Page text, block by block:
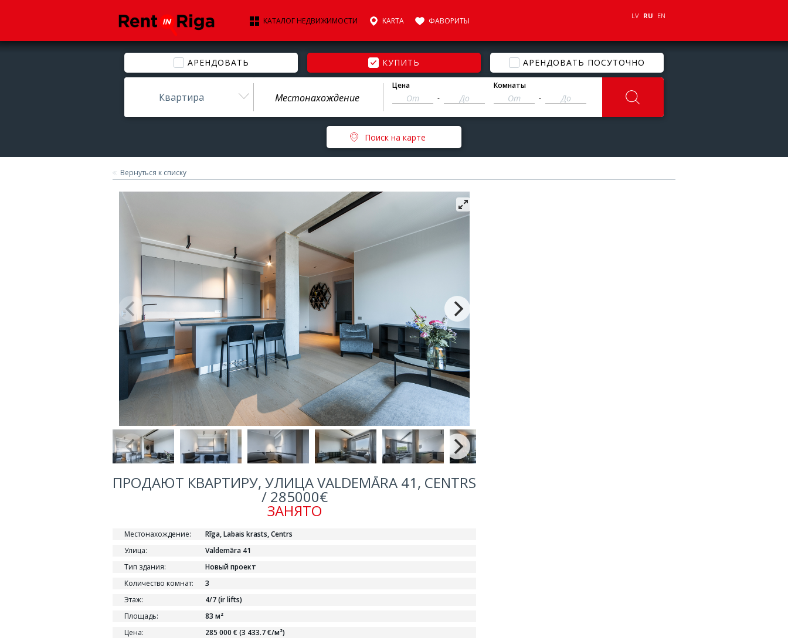
КАТАЛОГ НЕДВИЖИМОСТИ KARTA ФАВОРИТЫ
LV RU EN
АРЕНДОВАТЬ КУПИТЬ АРЕНДОВАТЬ ПОСУТОЧНО
Квартира
Цена
-
Комнаты
-
Поиск на карте
Вернуться к списку
ПРОДАЮТ КВАРТИРУ, УЛИЦА VALDEMĀRA 41, CENTRS
/ 285000€
ЗАНЯТО
Местонахождение:
Rīga, Labais krasts, Centrs
Улица:
Valdemāra 41
Тип здания:
Новый проект
Количество комнат:
3
Этаж:
4/7 (ir lifts)
Площадь:
83 м²
Цена:
285 000 € (3 433.7 €/м²)